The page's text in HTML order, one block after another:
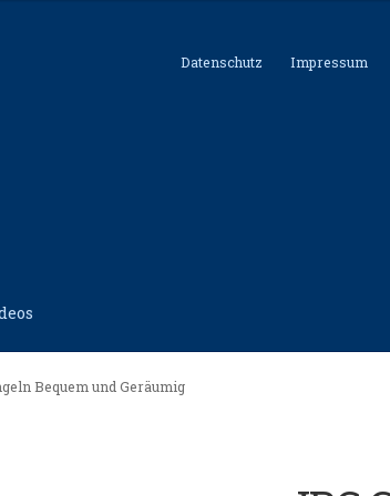
Datenschutz Impressum
Kontakt Shop
Bequem und Geräumig